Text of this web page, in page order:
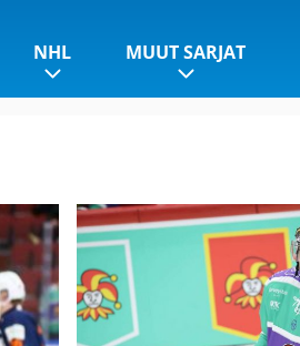
NHL MUUT SARJAT